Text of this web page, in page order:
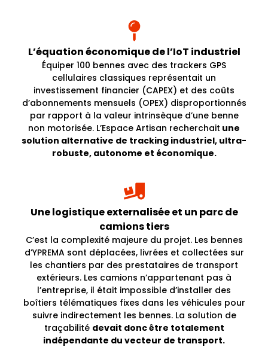
L’équation économique de l’IoT industriel
Équiper 100 bennes avec des trackers GPS
cellulaires classiques représentait un
investissement financier (CAPEX) et des coûts
d’abonnements mensuels (OPEX) disproportionnés
par rapport à la valeur intrinsèque d’une benne
non motorisée. L’Espace Artisan recherchait une
solution alternative de tracking industriel, ultra-
robuste, autonome et économique.
Une logistique externalisée et un parc de
camions tiers
C’est la complexité majeure du projet. Les bennes
d’YPREMA sont déplacées, livrées et collectées sur
les chantiers par des prestataires de transport
extérieurs. Les camions n’appartenant pas à
l’entreprise, il était impossible d’installer des
boîtiers télématiques fixes dans les véhicules pour
suivre indirectement les bennes. La solution de
traçabilité devait donc être totalement
indépendante du vecteur de transport.